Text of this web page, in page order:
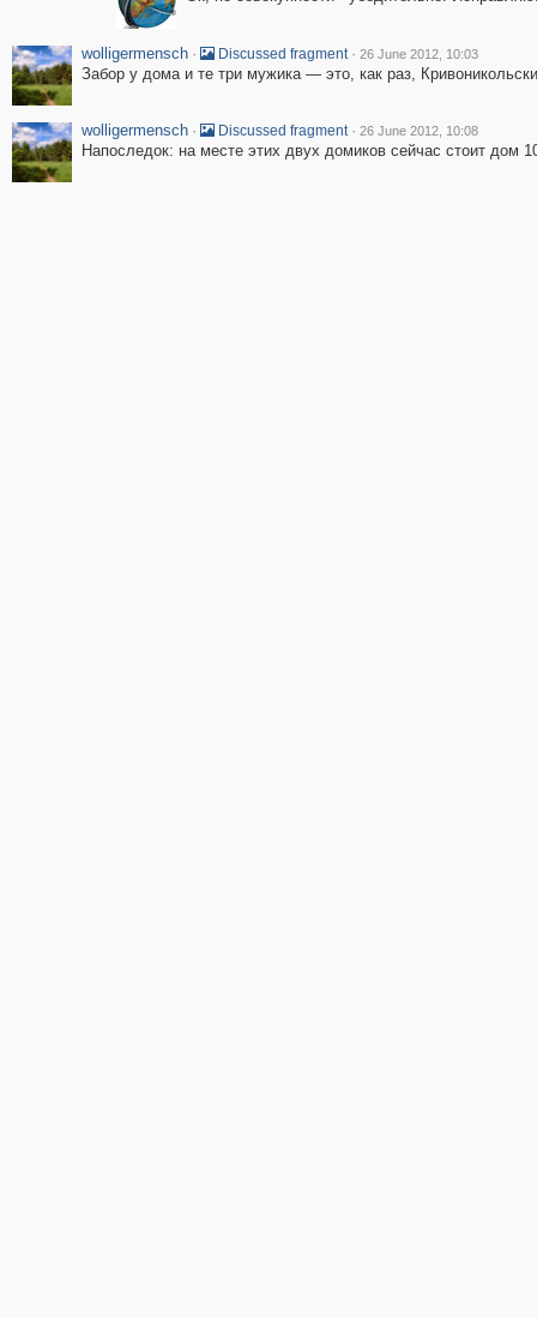
wolligermensch · Discussed fragment · 26 June 2012, 10:03
Забор у дома и те три мужика — это, как раз,
wolligermensch · Discussed fragment · 26 June 2012, 10:08
Напоследок: на месте этих двух домиков сейчас стоит дом